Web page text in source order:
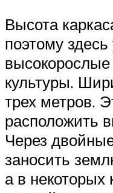
Высота
поэтому
культуры.
трех метров.
расположить
Через
заносить
а в некоторых